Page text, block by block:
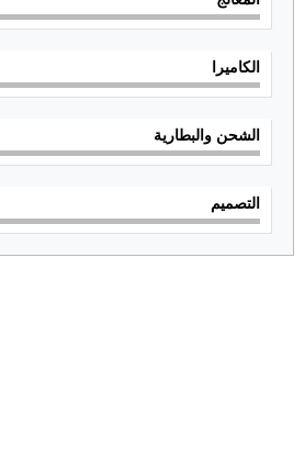
الكاميرا
الشحن والبطارية
التصميم